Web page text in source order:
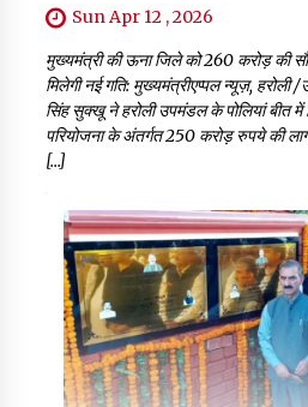
Sun Apr 12 , 2026
मुख्यमंत्री की ऊना जिले को 260 करोड़ की
मिलेगी नई गति: मुख्यमंत्रीएप्पल न्यूज़, हरोली
सिंह सुक्खू ने हरोली उपमंडल के पोलियां बीत में
परियोजना के अंतर्गत 250 करोड़ रुपये की
[…]